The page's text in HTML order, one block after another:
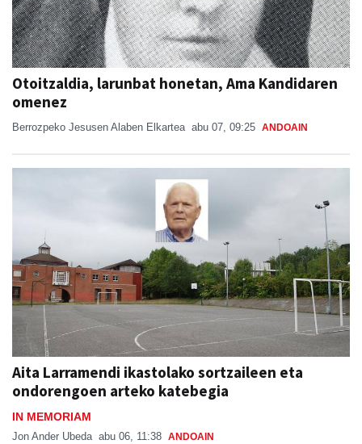
Otoitzaldia, larunbat honetan, Ama Kandidaren
omenez
Berrozpeko Jesusen Alaben Elkartea abu 07, 09:25 ANDOAIN
Aita Larramendi ikastolako sortzaileen eta
ondorengoen arteko katebegia
IN MEMORIAM
Jon Ander Ubeda ANDOAIN